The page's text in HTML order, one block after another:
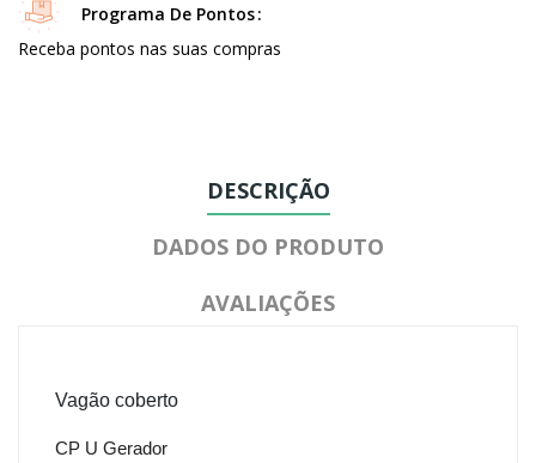
Programa De Pontos
Receba pontos nas suas compras
DESCRIÇÃO
DADOS DO PRODUTO
AVALIAÇÕES
Vagão coberto
CP U Gerador